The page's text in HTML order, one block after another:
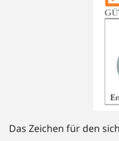
Das Zeichen für den